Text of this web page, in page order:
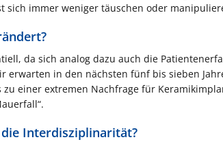
immer weniger täuschen oder
da sich analog dazu auch die
erwarten in den nächsten fünf bis sieben
einer extremen Nachfrage für
Interdisziplinarität?